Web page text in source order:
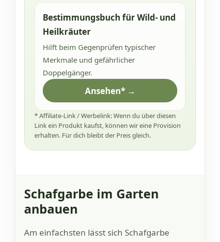
Bestimmungsbuch für Wild- und
Heilkräuter
Hilft beim Gegenprüfen typischer
Merkmale und gefährlicher
Doppelgänger.
Ansehen* →
* Affiliate-Link / Werbelink: Wenn du über diesen
Link ein Produkt kaufst, können wir eine Provision
erhalten. Für dich bleibt der Preis gleich.
Schafgarbe im Garten
anbauen
Am einfachsten lässt sich Schafgarbe